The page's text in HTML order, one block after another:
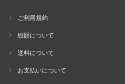
ご利用規約
総額について
送料について
お支払いについて